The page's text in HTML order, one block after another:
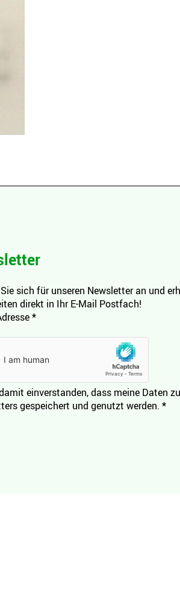
sich für unseren Newsletter an und
direkt in Ihr E-Mail Postfach!
*
einverstanden, dass meine Daten
gespeichert und genutzt werden. *